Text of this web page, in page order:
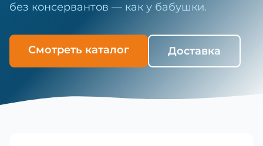
без консервантов — как у бабушки.
Смотреть каталог Доставка